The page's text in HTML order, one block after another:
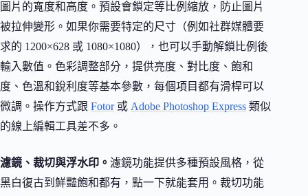
圖片的寬度和高度。預設會鎖定等比例縮放，防止圖片
被拉伸變形。如果你需要特定的尺寸（例如社群媒體要
求的 1200×628 或 1080×1080），也可以手動解鎖比例後
輸入數值。色彩調整部分，提供亮度、對比度、飽和
度、色溫和銳利度等基本參數，每個項目都有滑桿可以
微調。操作方式跟 Fotor或 Adobe Photoshop Express 類似
的線上編輯工具差不多。
濾鏡、裁切與浮水印。 濾鏡功能提供多種預設風格，從
黑白復古到鮮豔飽和都有，點一下就能套用。裁切功能